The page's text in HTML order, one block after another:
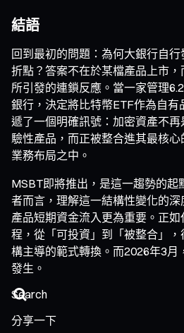
結語
回到最初的問題：為何大銀行自
折點？答案不在於某檔產品上市
所引發的連鎖反應。當一家管理
銀行，決定將比特幣ETF作為自
遞了一個明確訊號：加密資產不
驗性產品，而正被整合進其最核
業務布局之中。
MSBT即將推出，是這一趨勢的起
者而言，理解這一結構性變化的
產品短期資金流入更為重要。正
程，從「可投資」到「被整合」
構主導的範式轉換。而2026年3月
發生。
分享一下